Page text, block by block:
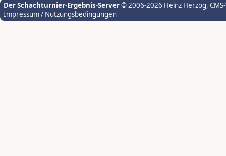
Der Schachturnier-Ergebnis-Server© 2006-2026 Heinz Herzog,
Impressum / Nutzungsbedingungen